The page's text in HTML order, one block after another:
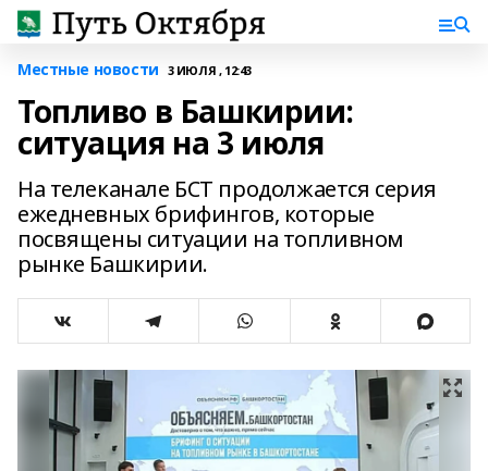
Местные новости 3 ИЮЛЯ , 12:43
Топливо в Башкирии:
ситуация на 3 июля
На телеканале БСТ продолжается серия
ежедневных брифингов, которые
посвящены ситуации на топливном
рынке Башкирии.